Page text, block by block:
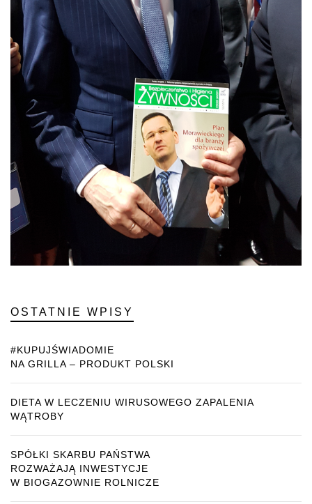
OSTATNIE WPISY
#KUPUJŚWIADOMIE
NA GRILLA – PRODUKT POLSKI
DIETA W LECZENIU WIRUSOWEGO ZAPALENIA
WĄTROBY
SPÓŁKI SKARBU PAŃSTWA
ROZWAŻAJĄ INWESTYCJE
W BIOGAZOWNIE ROLNICZE